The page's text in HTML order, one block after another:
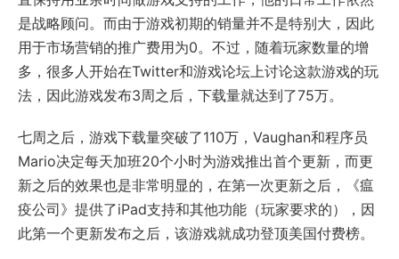
是战略顾问。而由于游戏初期的销量并不是特别大，因此
用于市场营销的推广费用为0。不过，随着玩家数量的增
多，很多人开始在Twitter和游戏论坛上讨论这款游戏的玩
法，因此游戏发布3周之后，下载量就达到了75万。
七周之后，游戏下载量突破了110万，Vaughan和程序员
Mario决定每天加班20个小时为游戏推出首个更新，而更
新之后的效果也是非常明显的，在第一次更新之后，《瘟
疫公司》提供了iPad支持和其他功能（玩家要求的），因
此第一个更新发布之后，该游戏就成功登顶美国付费榜。